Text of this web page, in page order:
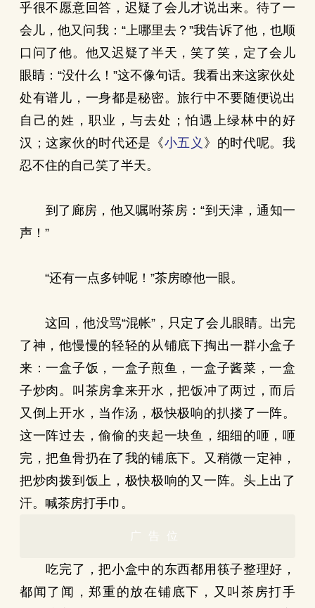
乎很不愿意回答，迟疑了会儿才说出来。待了一
会儿，他又问我：“上哪里去？”我告诉了他，也顺
口问了他。他又迟疑了半天，笑了笑，定了会儿
眼睛：“没什么！”这不像句话。我看出来这家伙处
处有谱儿，一身都是秘密。旅行中不要随便说出
自己的姓，职业，与去处；怕遇上绿林中的好
汉；这家伙的时代还是《小五义 》的时代呢。我
忍不住的自己笑了半天。
到了廊房，他又嘱咐茶房：“到天津，通知一
声！”
“还有一点多钟呢！”茶房瞭他一眼。
这回，他没骂“混帐”，只定了会儿眼睛。出完
了神，他慢慢的轻轻的从铺底下掏出一群小盒子
来：一盒子饭，一盒子煎鱼，一盒子酱菜，一盒
子炒肉。叫茶房拿来开水，把饭冲了两过，而后
又倒上开水，当作汤，极快极响的扒搂了一阵。
这一阵过去，偷偷的夹起一块鱼，细细的咂，咂
完，把鱼骨扔在了我的铺底下。又稍微一定神，
把炒肉拨到饭上，极快极响的又一阵。头上出了
汗。喊茶房打手巾。
广告位
吃完了，把小盒中的东西都用筷子整理好，
都闻了闻，郑重的放在铺底下，又叫茶房打手